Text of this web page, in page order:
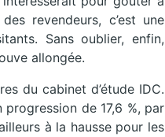
revendeurs, c’est une
Sans oublier, enfin,
allongée.
du cabinet d’étude IDC.
de 17,6 %, par
à la hausse pour les